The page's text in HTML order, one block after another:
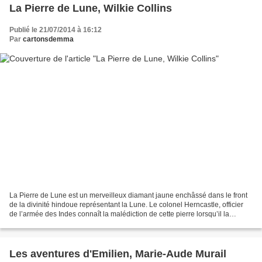
La Pierre de Lune, Wilkie Collins
Publié le 21/07/2014 à 16:12
Par cartonsdemma
La Pierre de Lune est un merveilleux diamant jaune enchâssé dans le front
de la divinité hindoue représentant la Lune. Le colonel Herncastle, officier
de l’armée des Indes connaît la malédiction de cette pierre lorsqu’il la
Les aventures d'Emilien, Marie-Aude Murail